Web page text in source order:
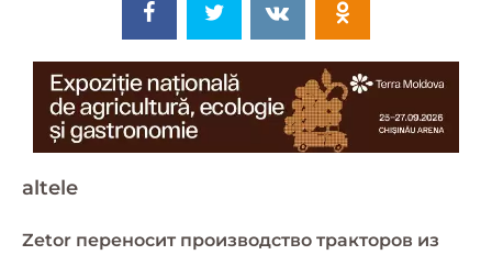
altele
Zetor переносит производство тракторов из